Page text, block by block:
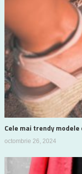
Cele mai trendy
octombrie 26, 2024